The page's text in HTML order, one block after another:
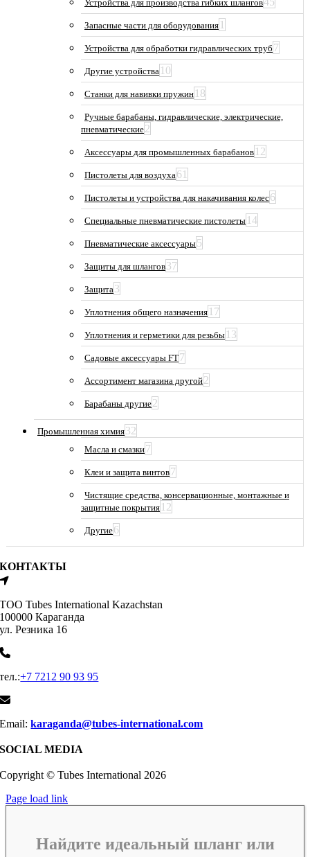
Устройства для производства гибких шлангов
Запасные части для оборудования 1
Устройства для обработки гидравлических труб 7
Другие устройства 10
Станки для навивки пружин 18
Ручные барабаны, гидравлические, электрические,
пневматические2
Аксессуары для промышленных барабанов 12
Пистолеты для воздуха61
Пистолеты и устройства для накачивания колес6
Специальные пневматические пистолеты 14
Пневматические аксессуары5
Защиты для шлангов37
Защита3
Уплотнения общего назначения 17
Уплотнения и герметики для резьбы 13
Садовые аксессуары FT7
Ассортимент магазина другой2
Барабаны другие2
Промышленная химия32
Масла и смазки7
Клеи и защита винтов7
Чистящие средства, консервационные, монтажные и
защитные покрытия 12
Другие6
КОНТАКТЫ
ТОО Tubes International Kazachstan
100000 Караганда
ул. Резника 16
тел.:+7 7212 90 93 95
Email:karaganda@tubes-international.com
SOCIAL MEDIA
Copyright © Tubes International 2026
Page load link
Найдите идеальный шланг или